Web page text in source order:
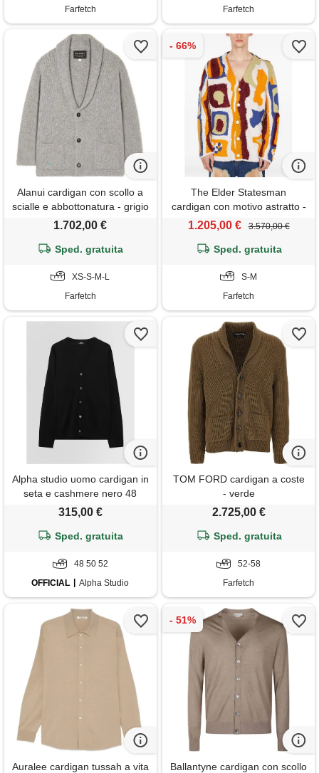
Farfetch Farfetch
Alanui cardigan con scollo a
scialle e abbottonatura - grigio
1.702,00 €
Sped. gratuita
XS-S-M-L
Farfetch
The Elder Statesman
cardigan con motivo astratto -
multicolore
1.205,00 € 3.570,00 €
Sped. gratuita
S-M
Farfetch
Alpha studio uomo cardigan in
seta e cashmere nero 48
315,00 €
Sped. gratuita
48 50 52
OFFICIAL
Alpha Studio
TOM FORD cardigan a coste
- verde
2.725,00 €
Sped. gratuita
52-58
Farfetch
Auralee cardigan tussah a vita
Ballantyne cardigan con scollo